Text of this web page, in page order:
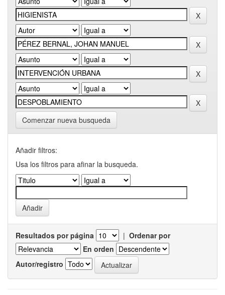
Comenzar nueva busqueda
Añadir filtros:
Usa los filtros para afinar la busqueda.
Resultados por página | Ordenar por
En orden
Autor/registro